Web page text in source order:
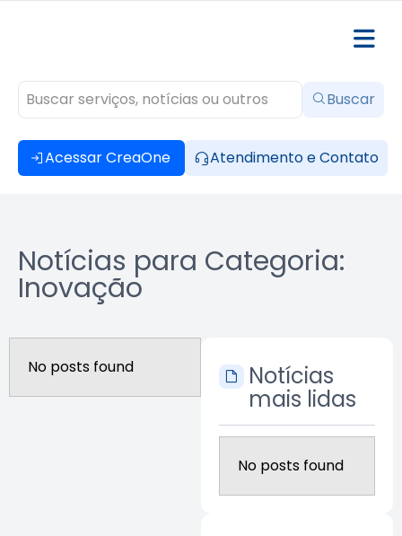
Acessar CreaOne Atendimento e Contato
Buscar
Notícias para Categoria:
Inovação
No posts found Notícias
mais lidas
No posts found